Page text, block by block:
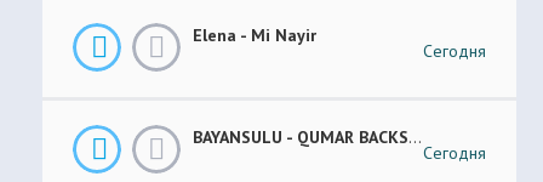
Elena - Mi Nayir
Сегодня
BAYANSULU - QUMAR BACKSTAGE
Сегодня